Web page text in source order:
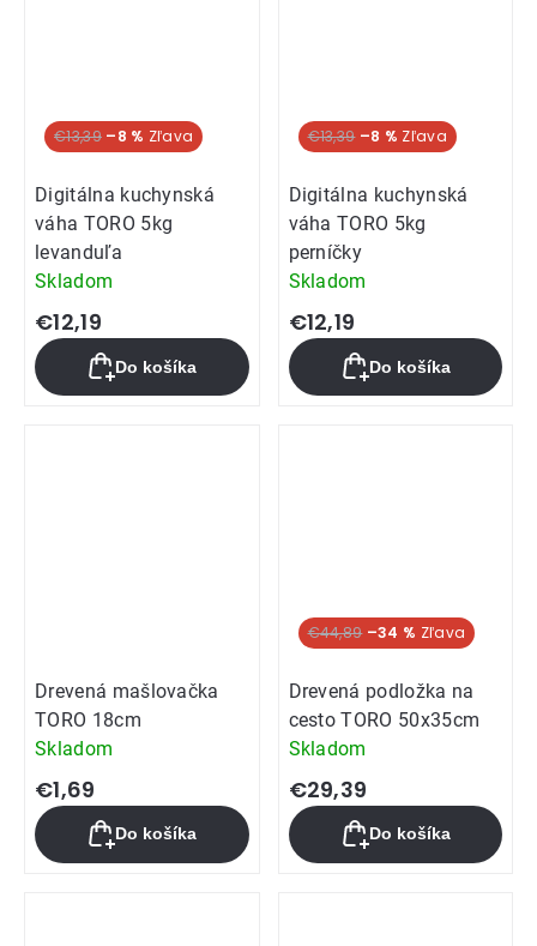
€13,39 –8 %
Digitálna kuchynská
váha TORO 5kg
levanduľa
Skladom
€12,19
Do košíka
€13,39 –8 %
Digitálna kuchynská
váha TORO 5kg
perníčky
Skladom
€12,19
Do košíka
Drevená mašlovačka
TORO 18cm
Skladom
€1,69
Do košíka
€44,89 –34 %
Drevená podložka na
cesto TORO 50x35cm
Skladom
€29,39
Do košíka